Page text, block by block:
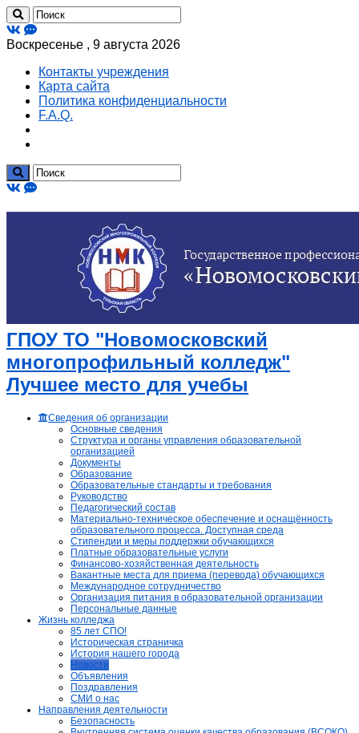
Воскресенье , 9 августа 2026
Контакты учреждения
Карта сайта
Политика конфиденциальности
F.A.Q.
ГПОУ ТО "Новомосковский
многопрофильный колледж"
Лучшее место для учебы
Сведения об организации
Основные сведения
Структура и органы управления образовательной
организацией
Документы
Образование
Образовательные стандарты и требования
Руководство
Педагогический состав
Материально-техническое обеспечение и оснащённость
образовательного процесса. Доступная среда
Стипендии и меры поддержки обучающихся
Платные образовательные услуги
Финансово-хозяйственная деятельность
Вакантные места для приема (перевода) обучающихся
Международное сотрудничество
Организация питания в образовательной организации
Персональные данные
Жизнь колледжа
85 лет СПО!
Историческая страничка
История нашего города
Новости
Объявления
Поздравления
СМИ о нас
Направления деятельности
Безопасность